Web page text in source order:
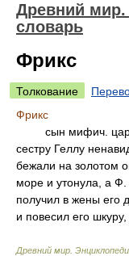
Древний мир.
словарь
Фрикс
Толкование
Фрикс
сын мифич. царя
сестру Геллу
бежали на золотом
море и утонула, а
получил в жены его
и повесил его
Древний мир.